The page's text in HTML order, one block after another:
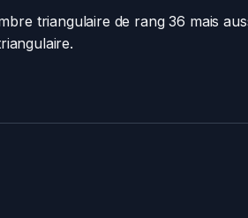
triangulaire de rang 36 mais